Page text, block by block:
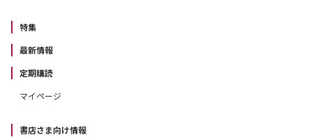
特集
最新情報
定期購読
マイページ
書店さま向け情報